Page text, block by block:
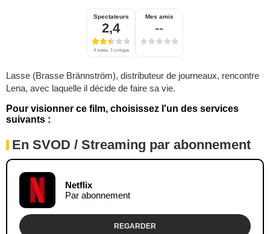
Spectateurs
2,4
4 notes, 1 critique
Mes amis
--
Lasse (Brasse Brännström), distributeur de journeaux, rencontre
Lena, avec laquelle il décide de faire sa vie.
Pour visionner ce film, choisissez l'un des services
suivants :
En SVOD / Streaming par abonnement
Netflix
Par abonnement
REGARDER